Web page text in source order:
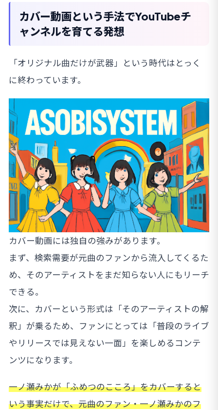
カバー動画という手法でYouTubeチ
ャンネルを育てる発想
「オリジナル曲だけが武器」という時代はとっく
に終わっています。
カバー動画には独自の強みがあります。
まず、検索需要が元曲のファンから流入してくるた
め、そのアーティストをまだ知らない人にもリーチ
できる。
次に、カバーという形式は「そのアーティストの解
釈」が乗るため、ファンにとっては「普段のライブ
やリリースでは見えない一面」を楽しめるコンテ
ンツになります。
一ノ瀬みかが「ふめつのこころ」をカバーすると
いう事実だけで、元曲のファン・一ノ瀬みかのフ